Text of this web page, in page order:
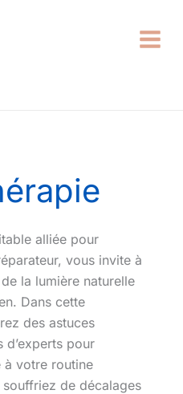
alliée pour
vous invite à
la lumière naturelle
Dans cette
des astuces
d’experts pour
à votre routine
de décalages